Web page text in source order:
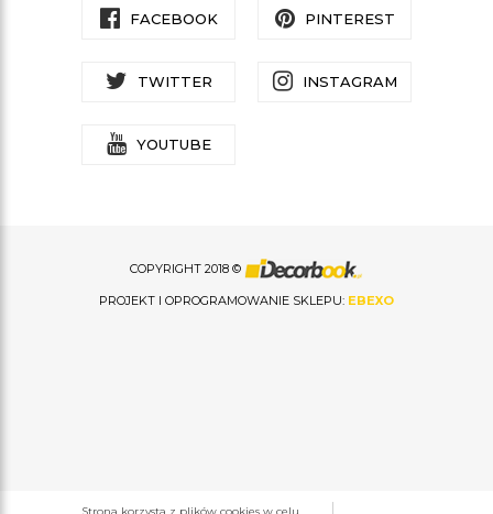
FACEBOOK PINTEREST
TWITTER INSTAGRAM
YOUTUBE
COPYRIGHT 2018 ©
PROJEKT I OPROGRAMOWANIE SKLEPU: EBEXO